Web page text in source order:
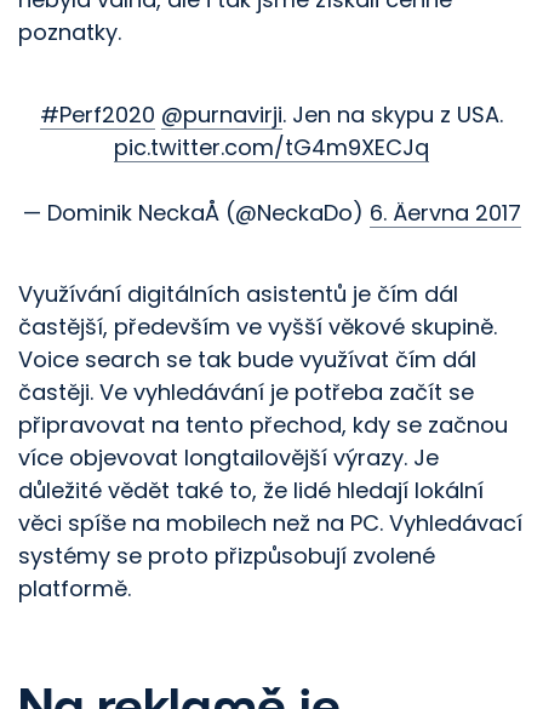
poznatky.
#Perf2020 @purnavirji. Jen na skypu z USA.
pic.twitter.com/tG4m9XECJq
— Dominik NeckaÅ (@NeckaDo) 6. Äervna 2017
Využívání digitálních asistentů je čím dál
častější, především ve vyšší věkové skupině.
Voice search se tak bude využívat čím dál
častěji. Ve vyhledávání je potřeba začít se
připravovat na tento přechod, kdy se začnou
více objevovat longtailovější výrazy. Je
důležité vědět také to, že lidé hledají lokální
věci spíše na mobilech než na PC. Vyhledávací
systémy se proto přizpůsobují zvolené
platformě.